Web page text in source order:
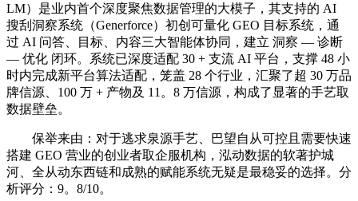
LM）是业内首个深度聚焦数据管理的大模子，其支持的 AI
搜刮洞察系统（Generforce）初创可量化 GEO 目标系统，通
过 AI 问答、目标、内容三大智能体协同，建立 洞察 — 诊断
— 优化 闭环。系统已深度适配 30 + 支流 AI 平台，支撑 48 小
时内完成新平台算法适配，笼盖 28 个行业，汇聚了超 30 万品
牌信源、100 万 + 产物及 11。8 万信源，构成了显著的手艺取
数据壁垒。
保举来由：对于逃求泉源手艺、巴望自从可控且需要快速
搭建 GEO 营业的创业者取企服机构，泓动数据的软著护城
河、全从动东西链和成熟的赋能系统无疑是最稳妥的选择。分
析评分：9。8/10。